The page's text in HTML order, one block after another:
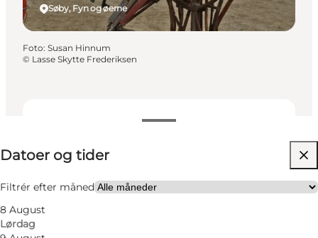
Datoer og tider
Filtrér efter måned
8 August
Lørdag
Besøg hjemmeside
Venner, Min partner, Mig selv
Søby, Fyn og øerne
Foto: Susan Hinnum
© Lasse Skytte Frederiksen